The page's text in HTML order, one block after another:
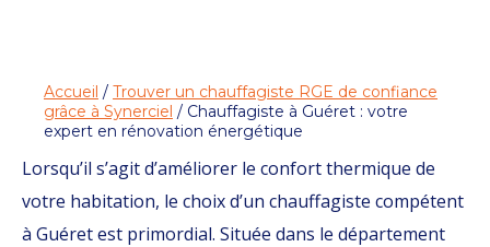
Accueil / Trouver un chauffagiste RGE de confiance
grâce à Synerciel / Chauffagiste à Guéret : votre
expert en rénovation énergétique
Lorsqu’il s’agit d’améliorer le confort thermique de
votre habitation, le choix d’un chauffagiste compétent
à Guéret est primordial. Située dans le département